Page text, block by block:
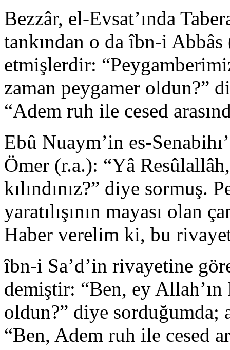
Bezzâr, el-Evsat’ında
tankından o da îbn-i
etmişlerdir:
zaman peygamer oldun?”
“Adem ruh ile cesed
Ebû Nuaym’in es-
Ömer (r.a.): “Yâ
kılındınız?” diye sormuş.
yaratılışının mayası olan
Haber verelim ki, bu
îbn-i Sa’d’in rivayetine
demiştir: “Ben, ey Allah’ın
oldun?” diye sorduğumda;
“Ben, Adem ruh ile cesed